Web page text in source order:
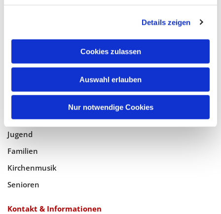
Details zeigen
Cookies zulassen
Auswahl erlauben
Nur notwendige Cookies
Gottesdienste
Taufe, Kommunion & Trauung
Pfarreileben
Jugend
Familien
Kirchenmusik
Senioren
Kontakt & Informationen